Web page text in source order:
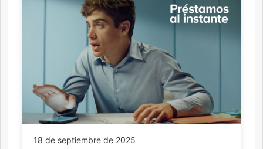
18 de septiembre de 2025